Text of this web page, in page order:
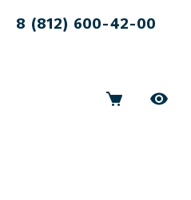
8 (812) 600-42-00